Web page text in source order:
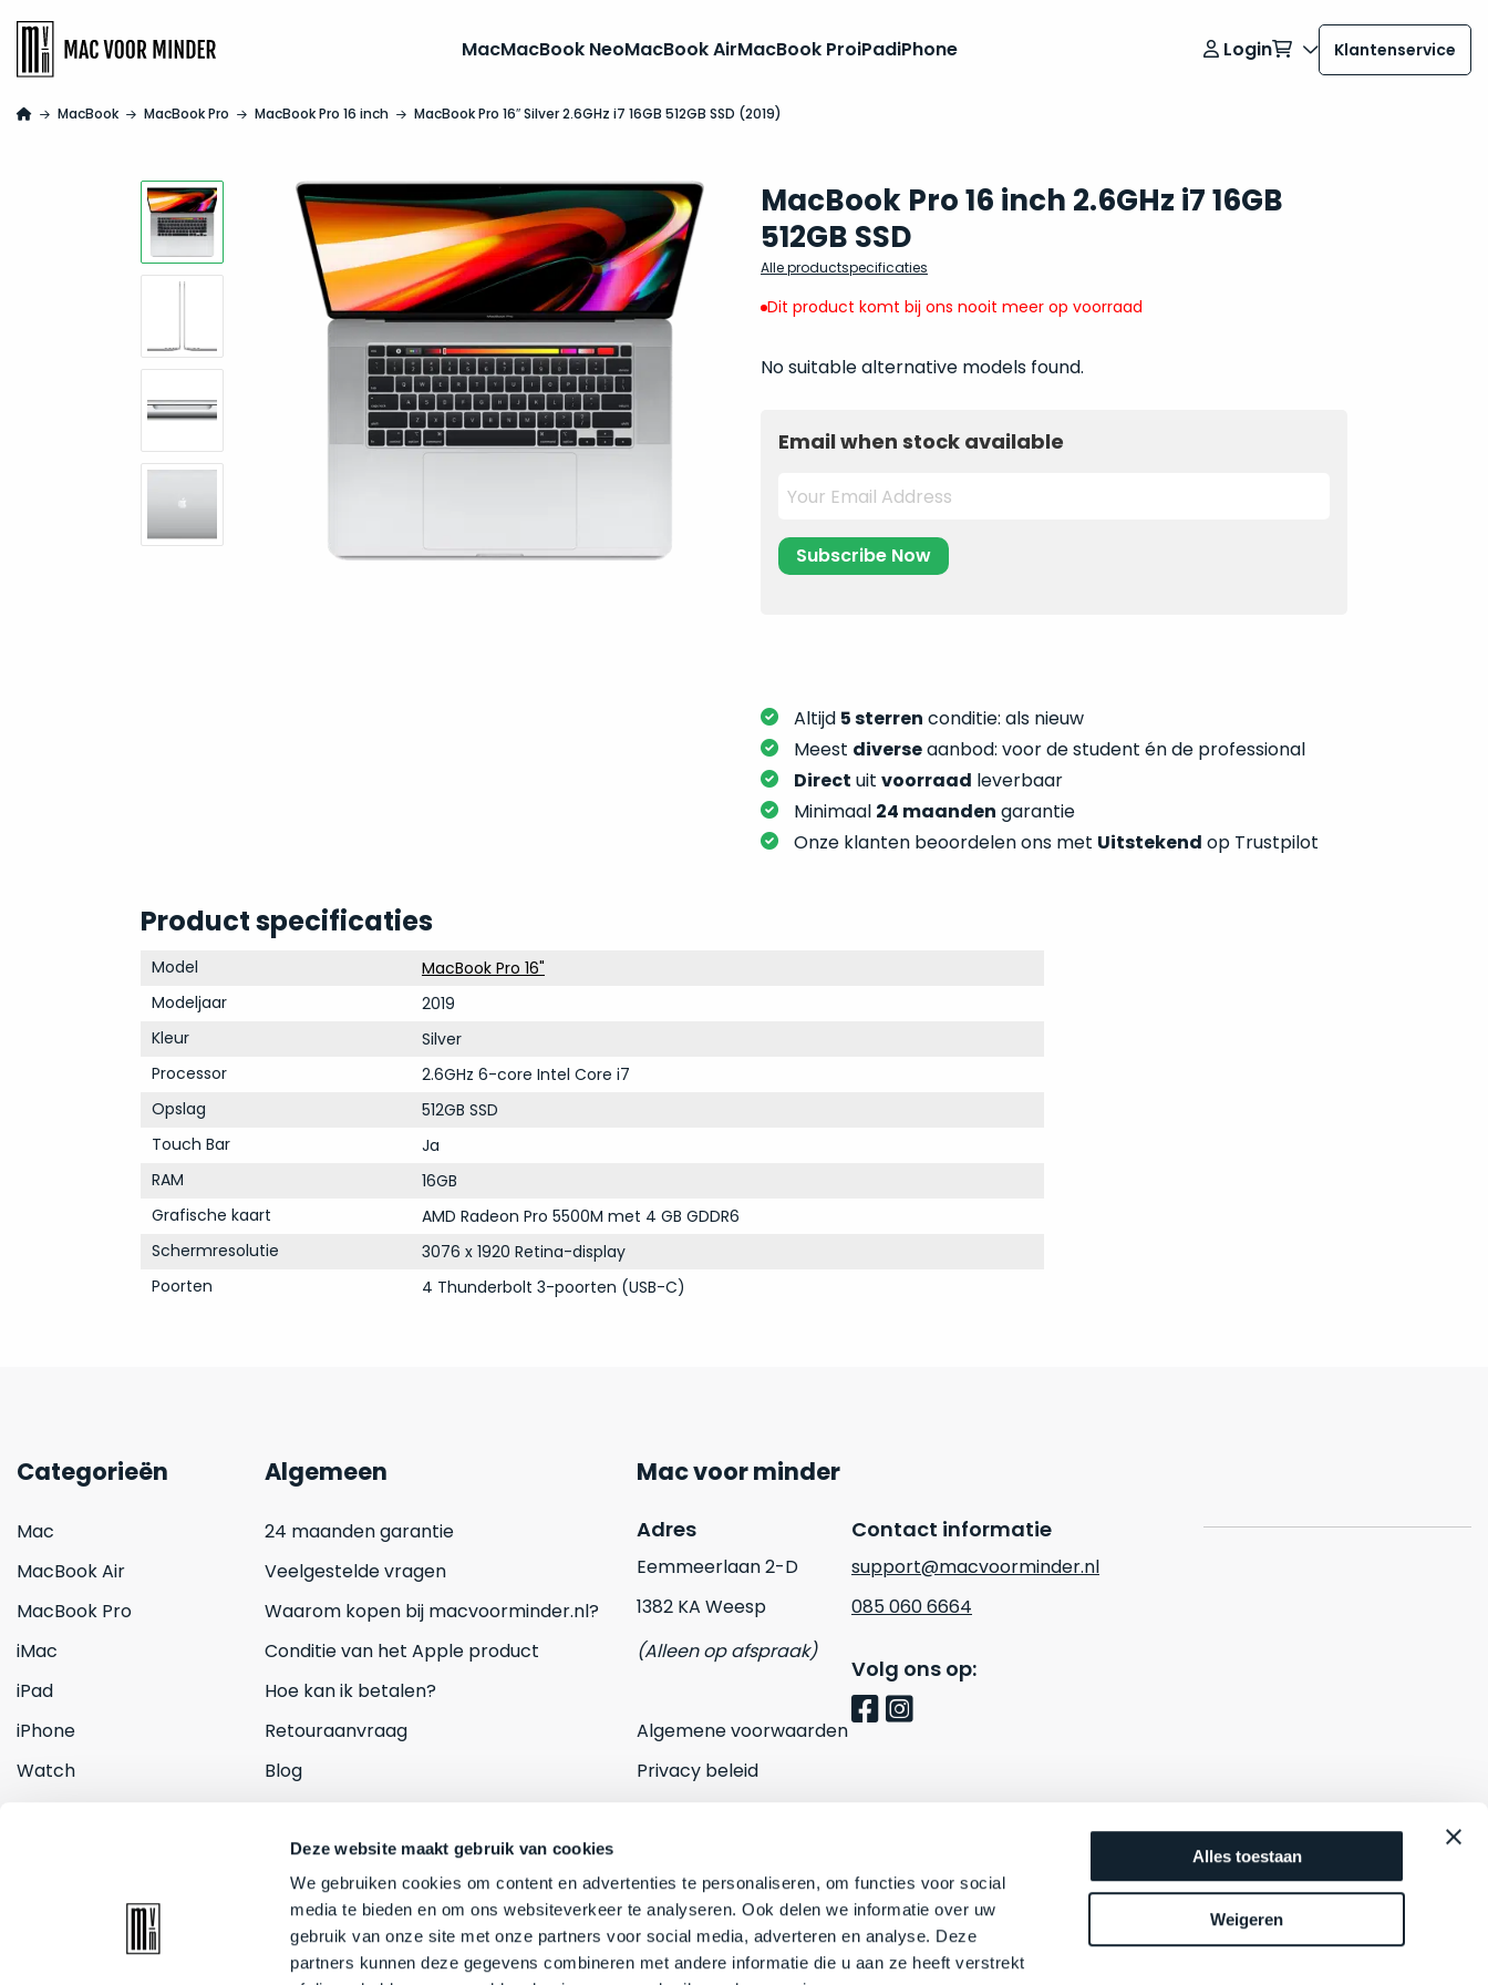
Deze website maakt gebruik van cookies
We gebruiken cookies om content en advertenties te personaliseren, om functies voor social
media te bieden en om ons websiteverkeer te analyseren. Ook delen we informatie over uw
gebruik van onze site met onze partners voor social media, adverteren en analyse. Deze
partners kunnen deze gegevens combineren met andere informatie die u aan ze heeft verstrekt
Alles toestaan
Weigeren
MacMacBook NeoMacBook AirMacBook ProiPadiPhone Login Klantenservice
MacBook MacBook Pro MacBook Pro 16 inch MacBook Pro 16″ Silver 2.6GHz i7 16GB 512GB SSD (2019)
MacBook Pro 16 inch 2.6GHz i7 16GB
512GB SSD
Alle productspecificaties
Dit product komt bij ons nooit meer op voorraad
No suitable alternative models found.
Email when stock available
Altijd 5 sterren conditie: als nieuw
Meest diverseaanbod: voor de student én de professional
Direct uit voorraad leverbaar
Minimaal 24 maanden garantie
Onze klanten beoordelen ons met Uitstekend op Trustpilot
Product specificaties
Model
MacBook Pro 16"
Modeljaar
2019
Kleur
Silver
Processor
2.6GHz 6-core Intel Core i7
Opslag
512GB SSD
Touch Bar
Ja
RAM
16GB
Grafische kaart
AMD Radeon Pro 5500M met 4 GB GDDR6
Schermresolutie
3076 x 1920 Retina-display
Poorten
4 Thunderbolt 3-poorten (USB-C)
Categorieën
Mac
MacBook Air
MacBook Pro
iMac
iPad
iPhone
Watch
Algemeen
24 maanden garantie
Veelgestelde vragen
Waarom kopen bij macvoorminder.nl?
Conditie van het Apple product
Hoe kan ik betalen?
Retouraanvraag
Blog
Mac voor minder
Adres
Eemmeerlaan 2-D
1382 KA Weesp
(Alleen op afspraak)
Algemene voorwaarden
Privacy beleid
Contact informatie
support@macvoorminder.nl
085 060 6664
Volg ons op: